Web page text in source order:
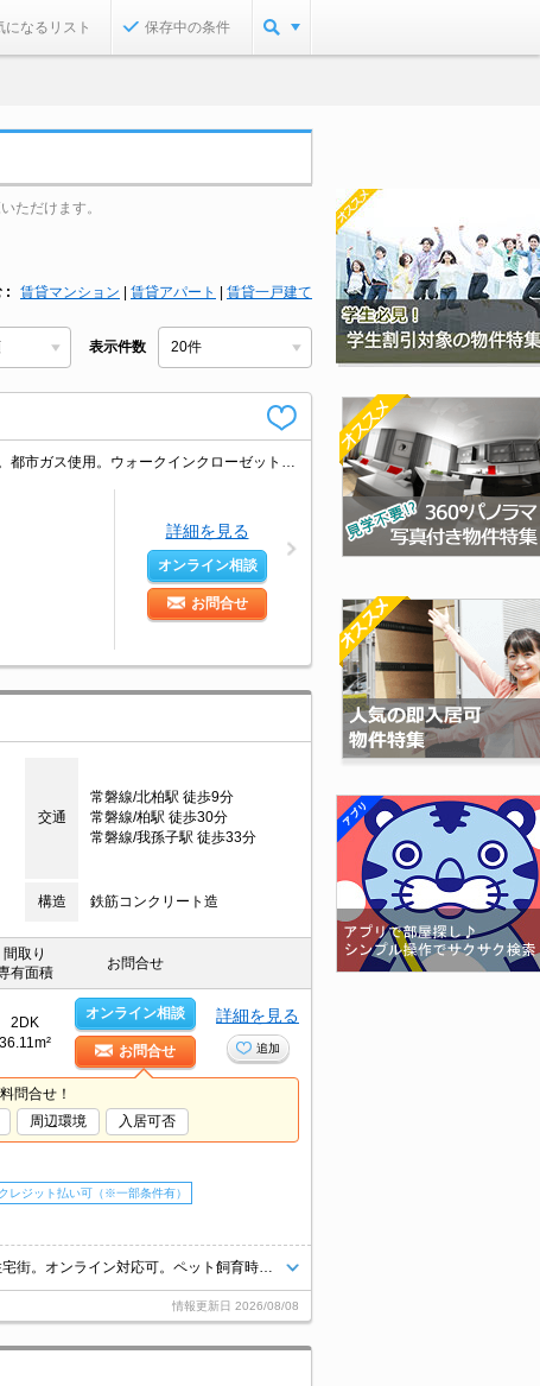
になるリスト 保存中の条件
ただけます。
賃貸マンション 賃貸アパート 賃貸一戸建て
表示件数
詳細を見る
オンライン相談
お問合せ
交通
常磐線/北柏駅 徒歩9分
常磐線/柏駅 徒歩30分
常磐線/我孫子駅 徒歩33分
構造 鉄筋コンクリート造
間取り
有面積
お問合せ
2DK
36.11m²
オンライン相談
お問合せ
詳細を見る
追加
問合せ！
周辺環境 入居可否
レジット払い可（※一部条件有）
情報更新日 2026/08/08